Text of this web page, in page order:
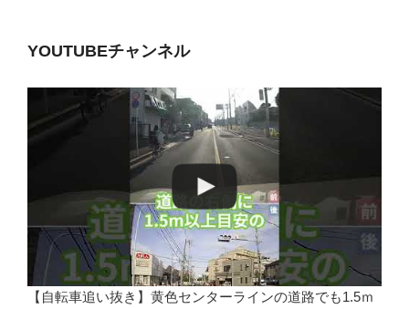
YOUTUBEチャンネル
【自転車追い抜き】黄色センターラインの道路でも1.5ｍ